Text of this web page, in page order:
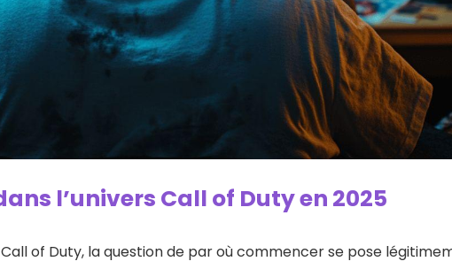
l’univers Call of Duty en 2025
Call of Duty, la question de par où commencer se pose